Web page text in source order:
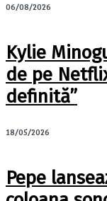
06/08/2026
Kylie
de pe
definită”
18/05/2026
Pepe